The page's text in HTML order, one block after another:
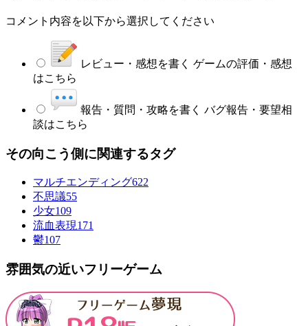
コメント内容を以下から選択してください
レビュー・感想を書く ゲームの評価・感想
はこちら
報告・質問・攻略を書く バグ報告・要望相
談はこちら
その向こう側に関連するタグ
マルチエンディング622
不思議55
少女109
流血表現171
鬱107
雰囲気の近いフリーゲーム